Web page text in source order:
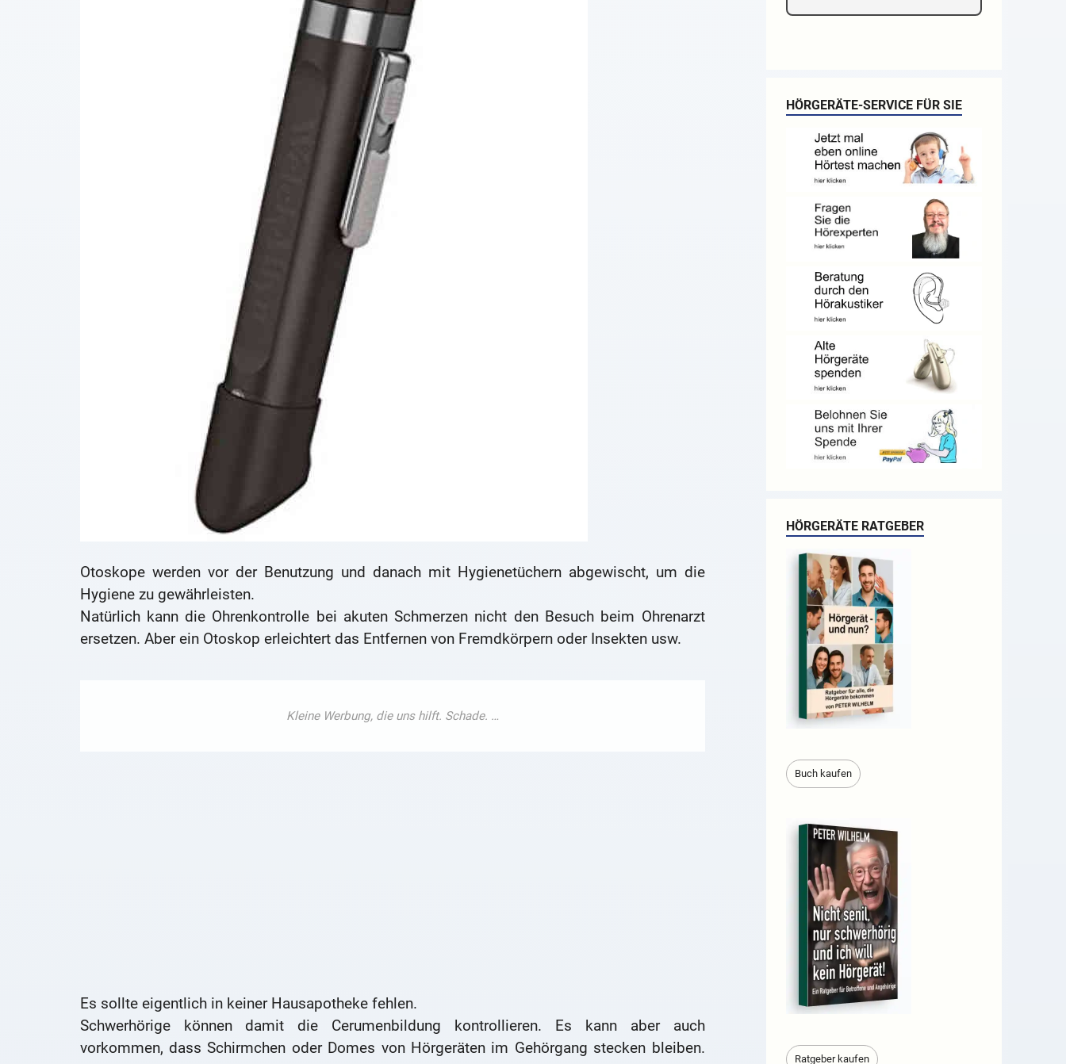
Otoskope werden vor der Benutzung und danach mit Hygienetüchern abgewischt, um die
Hygiene zu gewährleisten.
Natürlich kann die Ohrenkontrolle bei akuten Schmerzen nicht den Besuch beim Ohrenarzt
ersetzen. Aber ein Otoskop erleichtert das Entfernen von Fremdkörpern oder Insekten usw.
Es sollte eigentlich in keiner Hausapotheke fehlen.
Schwerhörige können damit die Cerumenbildung kontrollieren. Es kann aber auch
vorkommen, dass Schirmchen oder Domes von Hörgeräten im Gehörgang stecken bleiben.
HÖRGERÄTE-SERVICE FÜR SIE
HÖRGERÄTE RATGEBER
Buch kaufen
Ratgeber kaufen